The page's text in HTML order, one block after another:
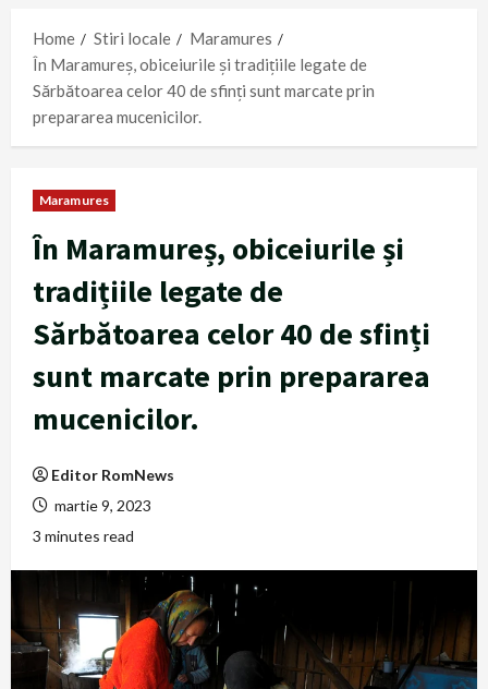
Home
Stiri locale
Maramures
În Maramureș, obiceiurile și tradițiile legate de
Sărbătoarea celor 40 de sfinți sunt marcate prin
prepararea mucenicilor.
Maramures
În Maramureș, obiceiurile și
tradițiile legate de
Sărbătoarea celor 40 de sfinți
sunt marcate prin prepararea
mucenicilor.
Editor RomNews
martie 9, 2023
3 minutes read